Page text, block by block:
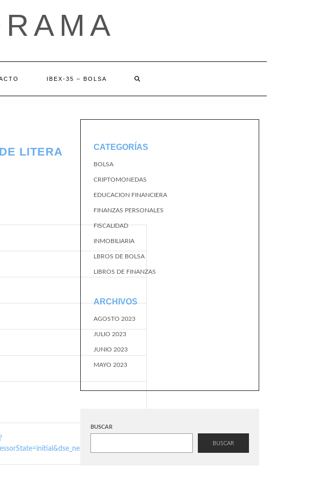
IBEX-35 – BOLSA
LITERA CATEGORÍAS
BOLSA
CRIPTOMONEDAS
EDUCACION FINANCIERA
FINANZAS PERSONALES
FISCALIDAD
INMOBILIARIA
LBROS DE BOLSA
LIBROS DE FINANZAS
ARCHIVOS
AGOSTO 2023
JULIO 2023
JUNIO 2023
MAYO 2023
BUSCAR
BUSCAR